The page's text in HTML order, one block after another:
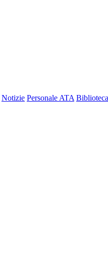
Notizie Personale ATA Biblioteca